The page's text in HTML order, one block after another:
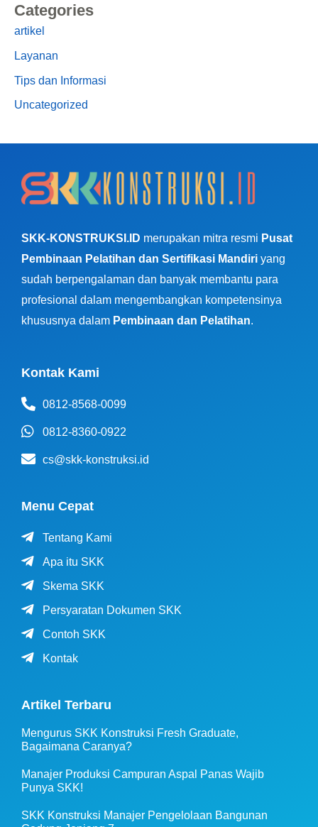
Categories
artikel
Layanan
Tips dan Informasi
Uncategorized
SKK-KONSTRUKSI.ID merupakan mitra resmi Pusat
Pembinaan Pelatihan dan Sertifikasi Mandiri yang
sudah berpengalaman dan banyak membantu para
profesional dalam mengembangkan kompetensinya
khususnya dalam Pembinaan dan Pelatihan.
Kontak Kami
0812-8568-0099
0812-8360-0922
cs@skk-konstruksi.id
Menu Cepat
Tentang Kami
Apa itu SKK
Skema SKK
Persyaratan Dokumen SKK
Contoh SKK
Kontak
Artikel Terbaru
Mengurus SKK Konstruksi Fresh Graduate,
Bagaimana Caranya?
Manajer Produksi Campuran Aspal Panas Wajib
Punya SKK!
SKK Konstruksi Manajer Pengelolaan Bangunan